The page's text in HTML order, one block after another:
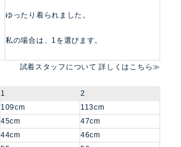
ゆったり着られました。
私の場合は、1を選びます。
試着スタッフについて 詳しくはこちら≫
1
2
109cm
113cm
45cm
47cm
44cm
46cm